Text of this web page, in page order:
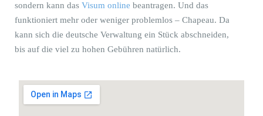
sondern kann das Visum online beantragen. Und das
funktioniert mehr oder weniger problemlos – Chapeau. Da
kann sich die deutsche Verwaltung ein Stück abschneiden,
bis auf die viel zu hohen Gebühren natürlich.